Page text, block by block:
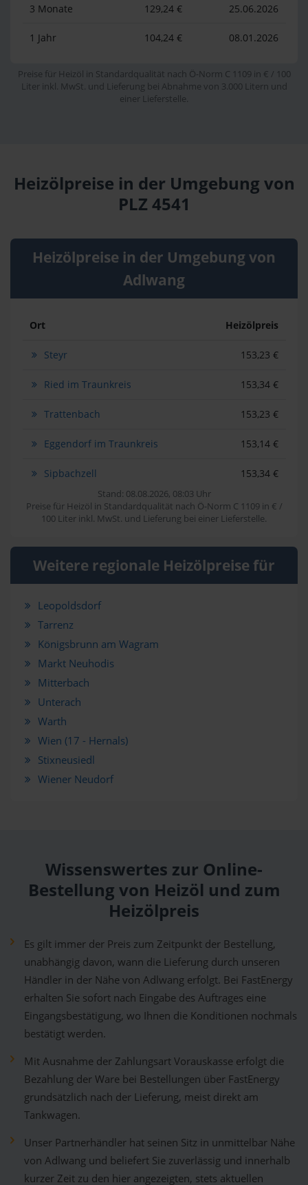
3 Monate 129,24 € 25.06.2026
1 Jahr 104,24 € 08.01.2026
Preise für Heizöl in Standardqualität nach Ö-Norm C 1109 in € / 100
Liter inkl. MwSt. und Lieferung bei Abnahme von 3.000 Litern und
einer Lieferstelle.
Heizölpreise in der Umgebung von
PLZ 4541
Heizölpreise in der Umgebung von
Adlwang
Ort Heizölpreis
Steyr 153,23 €
Ried im Traunkreis 153,34 €
Trattenbach 153,23 €
Eggendorf im Traunkreis 153,14 €
Sipbachzell 153,34 €
Stand: 08.08.2026, 08:03 Uhr
Preise für Heizöl in Standardqualität nach Ö-Norm C 1109 in € /
100 Liter inkl. MwSt. und Lieferung bei einer Lieferstelle.
Weitere regionale Heizölpreise für
Leopoldsdorf
Tarrenz
Königsbrunn am Wagram
Markt Neuhodis
Mitterbach
Unterach
Warth
Wien (17 - Hernals)
Stixneusiedl
Wiener Neudorf
Wissenswertes zur Online-
Bestellung von Heizöl und zum
Heizölpreis
Es gilt immer der Preis zum Zeitpunkt der Bestellung,
unabhängig davon, wann die Lieferung durch unseren
Händler in der Nähe von Adlwang erfolgt. Bei FastEnergy
erhalten Sie sofort nach Eingabe des Auftrages eine
Eingangsbestätigung, wo Ihnen die Konditionen nochmals
bestätigt werden.
Mit Ausnahme der Zahlungsart Vorauskasse erfolgt die
Bezahlung der Ware bei Bestellungen über FastEnergy
grundsätzlich nach der Lieferung, meist direkt am
Tankwagen.
Unser Partnerhändler hat seinen Sitz in unmittelbar Nähe
von Adlwang und beliefert Sie zuverlässig und innerhalb
kurzer Zeit zu den hier angezeigten, stets aktuellen